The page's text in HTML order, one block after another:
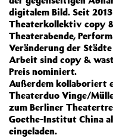
digitalem Bild. Seit
Theaterkollektiv copy
Theaterabende,
Veränderung der
Arbeit sind copy &
Preis nominiert.
Außerdem kollaboriert
Theaterduo Vinge/
zum Berliner
Goethe-Institut China
eingeladen.